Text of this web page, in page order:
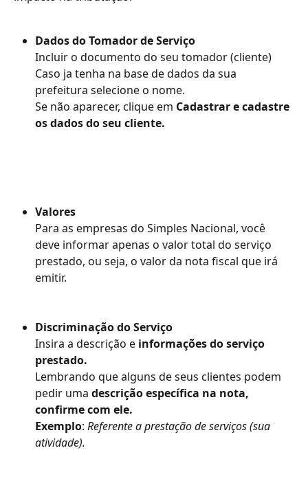
Dados do Tomador de Serviço
Incluir o documento do seu tomador (cliente)
Caso ja tenha na base de dados da sua
prefeitura selecione o nome.
Se não aparecer, clique em Cadastrar e cadastre
os dados do seu cliente.
Valores
Para as empresas do Simples Nacional, você
deve informar apenas o valor total do serviço
prestado, ou seja, o valor da nota fiscal que irá
emitir.
Discriminação do Serviço
Insira a descrição e informações do serviço
prestado.
Lembrando que alguns de seus clientes podem
pedir uma descrição específica na nota,
confirme com ele.
Exemplo: Referente a prestação de serviços (sua
atividade).